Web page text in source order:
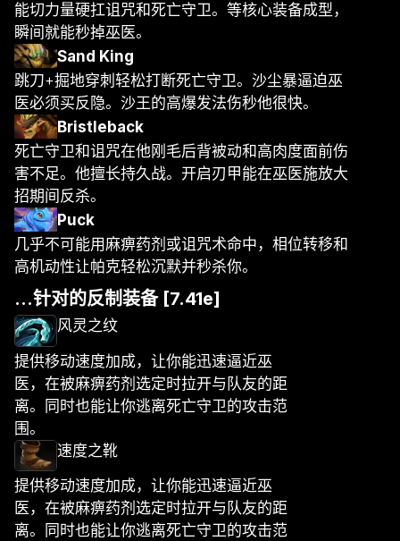
能切力量硬扛诅咒和死亡守卫。等核心装备成型，
瞬间就能秒掉巫医。
Sand King
跳刀+掘地穿刺轻松打断死亡守卫。沙尘暴逼迫巫
医必须买反隐。沙王的高爆发法伤秒他很快。
Bristleback
死亡守卫和诅咒在他刚毛后背被动和高肉度面前伤
害不足。他擅长持久战。开启刃甲能在巫医施放大
招期间反杀。
Puck
几乎不可能用麻痹药剂或诅咒术命中，相位转移和
高机动性让帕克轻松沉默并秒杀你。
...针对的反制装备 [7.41e]
风灵之纹
提供移动速度加成，让你能迅速逼近巫
医，在被麻痹药剂选定时拉开与队友的距
离。同时也能让你逃离死亡守卫的攻击范
围。
速度之靴
提供移动速度加成，让你能迅速逼近巫
医，在被麻痹药剂选定时拉开与队友的距
离。同时也能让你逃离死亡守卫的攻击范